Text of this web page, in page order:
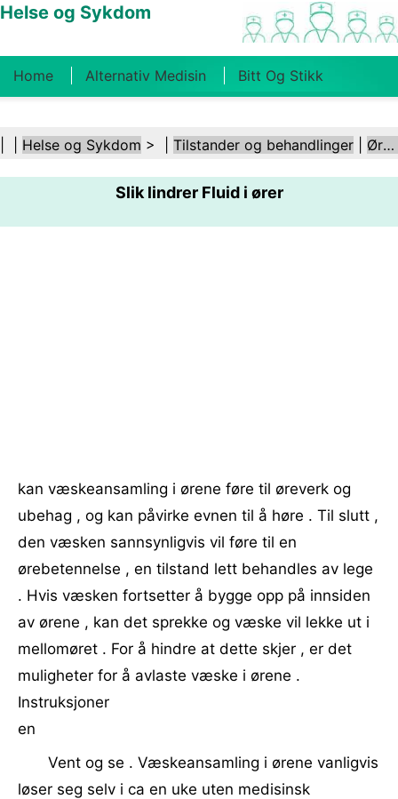
Helse og Sykdom
Home Alternativ Medisin Bitt Og Stikk
Kosthold Og Ernæring Familiehelse
Psykisk Helse Folkehelse Og
Sikkerhet Kirurgi Og Prosedyrer Helse
Helse og Sykdom > | Tilstander og behandlinger Ører og hørsel
Slik lindrer Fluid i ører
kan væskeansamling i ørene føre til øreverk og
ubehag , og kan påvirke evnen til å høre . Til slutt ,
den væsken sannsynligvis vil føre til en
ørebetennelse , en tilstand lett behandles av lege
. Hvis væsken fortsetter å bygge opp på innsiden
av ørene , kan det sprekke og væske vil lekke ut i
mellomøret . For å hindre at dette skjer , er det
muligheter for å avlaste væske i ørene .
Instruksjoner
en
Vent og se . Væskeansamling i ørene vanligvis
løser seg selv i ca en uke uten medisinsk